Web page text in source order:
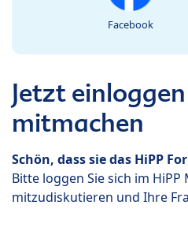
Facebook
Jetzt
mitmachen
Schön, dass sie das HiPP
Bitte loggen Sie sich im HiPP
mitzudiskutieren und Ihre